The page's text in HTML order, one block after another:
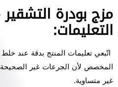
مزج بودرة
التعليمات:
اتّبعي تعليمات المنتج بدقة عند
المخصص لأن الجرعات غير الصحيحة
غير متساوية.